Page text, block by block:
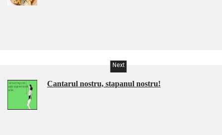
Next
Cantarul nostru, stapanul nostru!